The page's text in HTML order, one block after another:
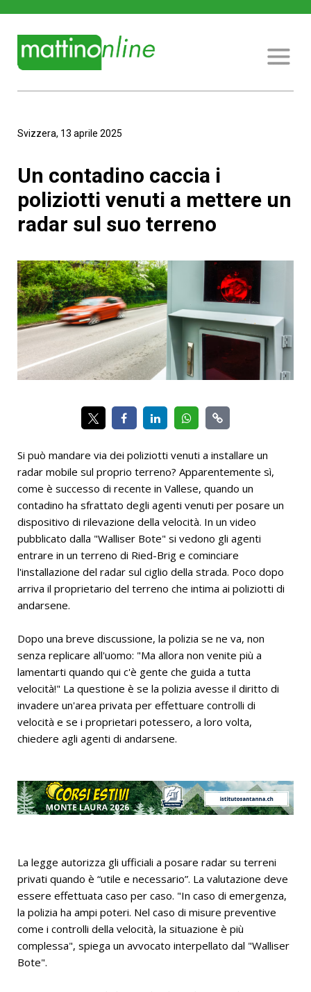
Svizzera, 13 aprile 2025
Un contadino caccia i
poliziotti venuti a mettere un
radar sul suo terreno
Si può mandare via dei poliziotti venuti a installare un
radar mobile sul proprio terreno? Apparentemente sì,
come è successo di recente in Vallese, quando un
contadino ha sfrattato degli agenti venuti per posare un
dispositivo di rilevazione della velocità. In un video
pubblicato dalla "Walliser Bote" si vedono gli agenti
entrare in un terreno di Ried-Brig e cominciare
l'installazione del radar sul ciglio della strada. Poco dopo
arriva il proprietario del terreno che intima ai poliziotti di
andarsene.
Dopo una breve discussione, la polizia se ne va, non
senza replicare all'uomo: "Ma allora non venite più a
lamentarti quando qui c'è gente che guida a tutta
velocità!" La questione è se la polizia avesse il diritto di
invadere un'area privata per effettuare controlli di
velocità e se i proprietari potessero, a loro volta,
chiedere agli agenti di andarsene.
La legge autorizza gli ufficiali a posare radar su terreni
privati quando è “utile e necessario”. La valutazione deve
essere effettuata caso per caso. "In caso di emergenza,
la polizia ha ampi poteri. Nel caso di misure preventive
come i controlli della velocità, la situazione è più
complessa", spiega un avvocato interpellato dal "Walliser
Bote".